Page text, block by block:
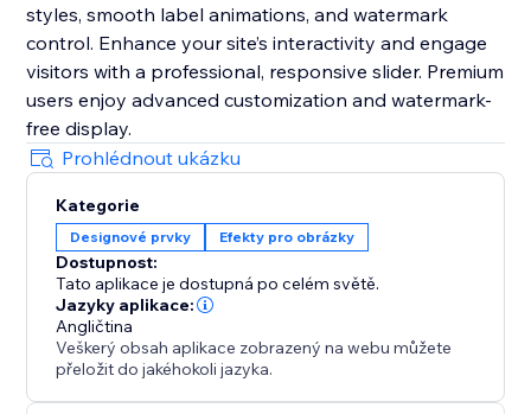
styles, smooth label animations, and watermark
control. Enhance your site’s interactivity and engage
visitors with a professional, responsive slider. Premium
users enjoy advanced customization and watermark-
free display.
Prohlédnout ukázku
Kategorie
Designové prvky Efekty pro obrázky
Dostupnost:
Tato aplikace je dostupná po celém světě.
Jazyky aplikace:
Angličtina
Veškerý obsah aplikace zobrazený na webu můžete
přeložit do jakéhokoli jazyka.